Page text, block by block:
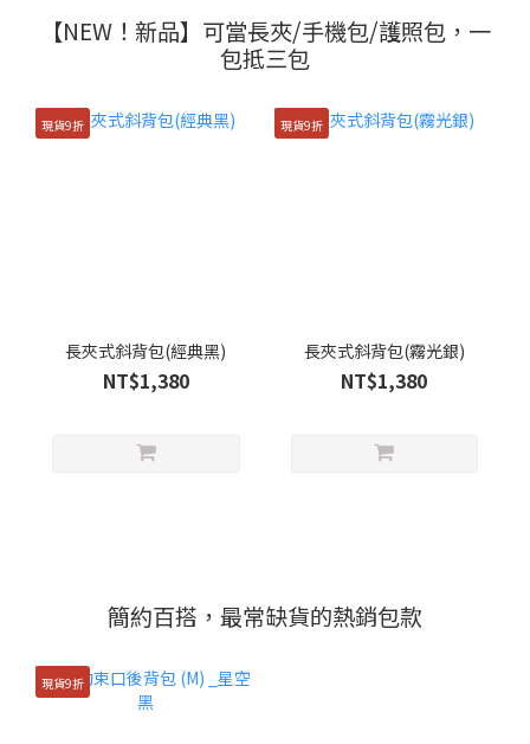
【NEW！新品】可當長夾/手機包/護照包，一
包抵三包
現貨9折
長夾式斜背包(經典黑)
NT$1,380
現貨9折
長夾式斜背包(霧光銀)
NT$1,380
簡約百搭，最常缺貨的熱銷包款
現貨9折